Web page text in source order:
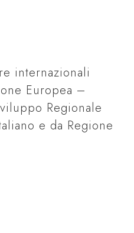
internazionali
Europea –
Regionale
e da Regione